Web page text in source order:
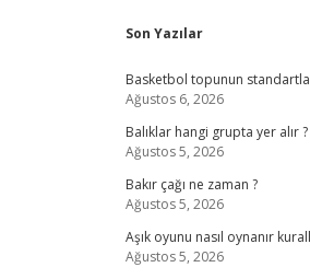
Sidebar
Son Yazılar
Basketbol topunun
Ağustos 6, 2026
Balıklar hangi grupta yer alır ?
Ağustos 5, 2026
Bakır çağı ne zaman ?
Ağustos 5, 2026
Aşık oyunu nasıl oynanır
Ağustos 5, 2026